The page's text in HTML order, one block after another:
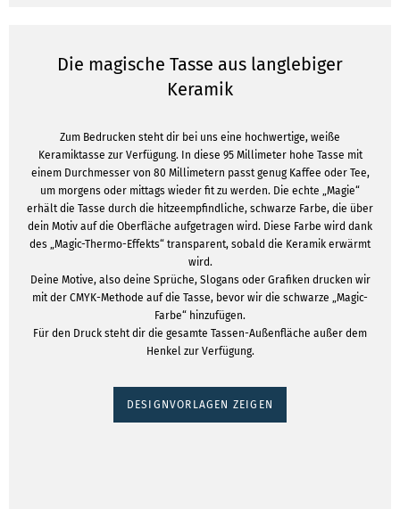
Die magische Tasse aus langlebiger
Keramik
Zum Bedrucken steht dir bei uns eine hochwertige, weiße
Keramiktasse zur Verfügung. In diese 95 Millimeter hohe Tasse mit
einem Durchmesser von 80 Millimetern passt genug Kaffee oder Tee,
um morgens oder mittags wieder fit zu werden. Die echte „Magie“
erhält die Tasse durch die hitzeempfindliche, schwarze Farbe, die über
dein Motiv auf die Oberfläche aufgetragen wird. Diese Farbe wird dank
des „Magic-Thermo-Effekts“ transparent, sobald die Keramik erwärmt
wird.
Deine Motive, also deine Sprüche, Slogans oder Grafiken drucken wir
mit der CMYK-Methode auf die Tasse, bevor wir die schwarze „Magic-
Farbe“ hinzufügen.
Für den Druck steht dir die gesamte Tassen-Außenfläche außer dem
Henkel zur Verfügung.
DESIGNVORLAGEN ZEIGEN